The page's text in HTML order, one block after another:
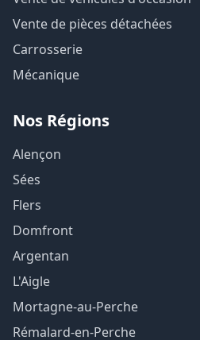
Vente de pièces détachées
Carrosserie
Mécanique
Nos Régions
Alençon
Sées
Flers
Domfront
Argentan
L'Aigle
Mortagne-au-Perche
Rémalard-en-Perche